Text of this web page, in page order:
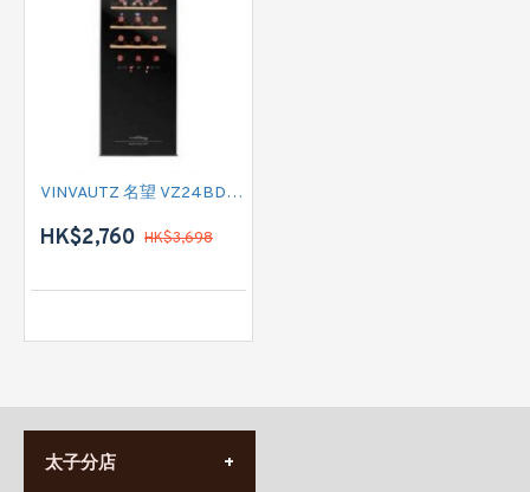
VINVAUTZ 名望 VZ24BDHK 酒櫃
HK$2,760 HK$3,698
太子分店